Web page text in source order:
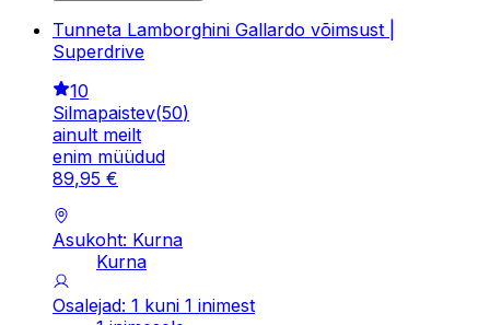
Tunneta Lamborghini Gallardo võimsust |
Superdrive
10
Silmapaistev(50)
ainult meilt
enim müüdud
89,95 €
Asukoht: Kurna
Kurna
Osalejad: 1 kuni 1 inimest